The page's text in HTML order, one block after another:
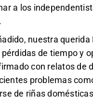
a los
nuestra querida
de tiempo y
con relatos de
problemas
de riñas